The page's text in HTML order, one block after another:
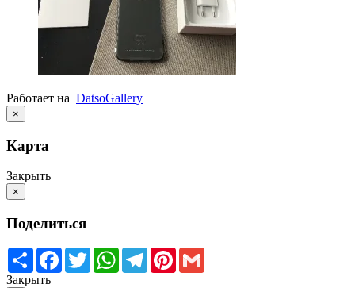
Работает на DatsoGallery
×
Карта
Закрыть
×
Поделиться
Share Facebook
TwitterWhatsApp
TelegramPinterest
Закрыть